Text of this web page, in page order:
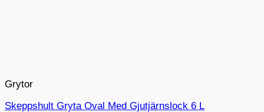
Grytor
Skeppshult Gryta Oval Med Gjutjärnslock 6 L